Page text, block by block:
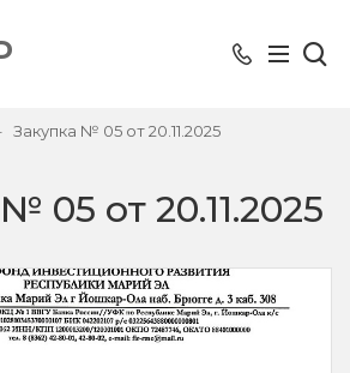
Закупка № 05 от 20.11.2025
05 от 20.11.2025